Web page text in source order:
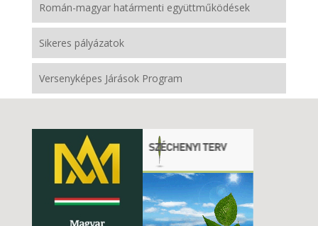
Román-magyar határmenti együttműködések
Sikeres pályázatok
Versenyképes Járások Program